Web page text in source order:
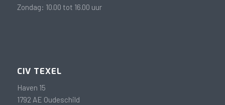
Zondag: 10.00 tot 16.00 uur
CIV TEXEL
Haven 15
1792 AE Oudeschild